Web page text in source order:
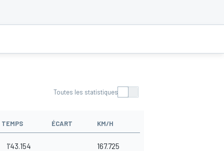
Toutes les statistiques
TEMPS ÉCART KM/H
1'43.154 167.725